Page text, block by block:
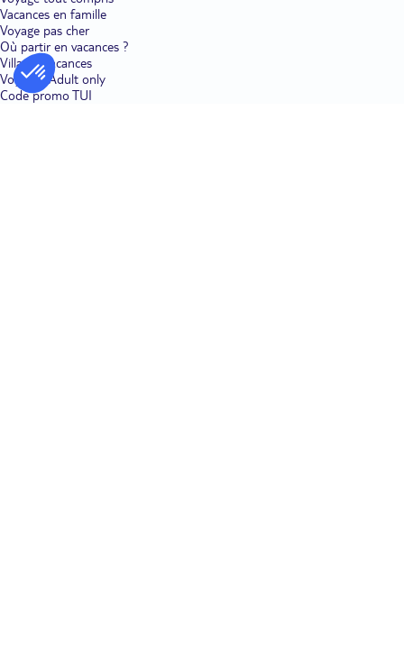
Vacances en famille
Voyage pas cher
Où partir en vacances ?
Villages vacances
Voyages Adult only
Code promo TUI